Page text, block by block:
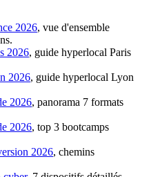
2026, vue d'ensemble
2026, guide hyperlocal Paris
2026, guide hyperlocal Lyon
2026, panorama 7 formats
2026, top 3 bootcamps
2026, chemins